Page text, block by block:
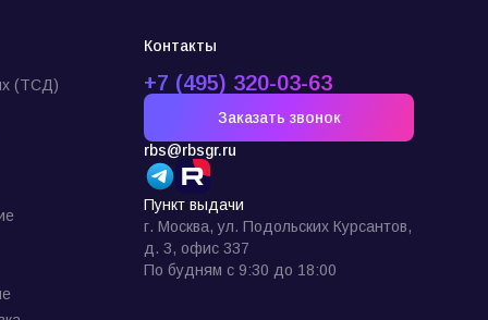
(ТСД)
Контакты
+7 (495) 320-03-63
Заказать звонок
rbs@rbsgr.ru
Пункт выдачи
г. Москва, ул. Подольских Курсантов,
д. 3, офис 337
По будням с 9:30 до 18:00